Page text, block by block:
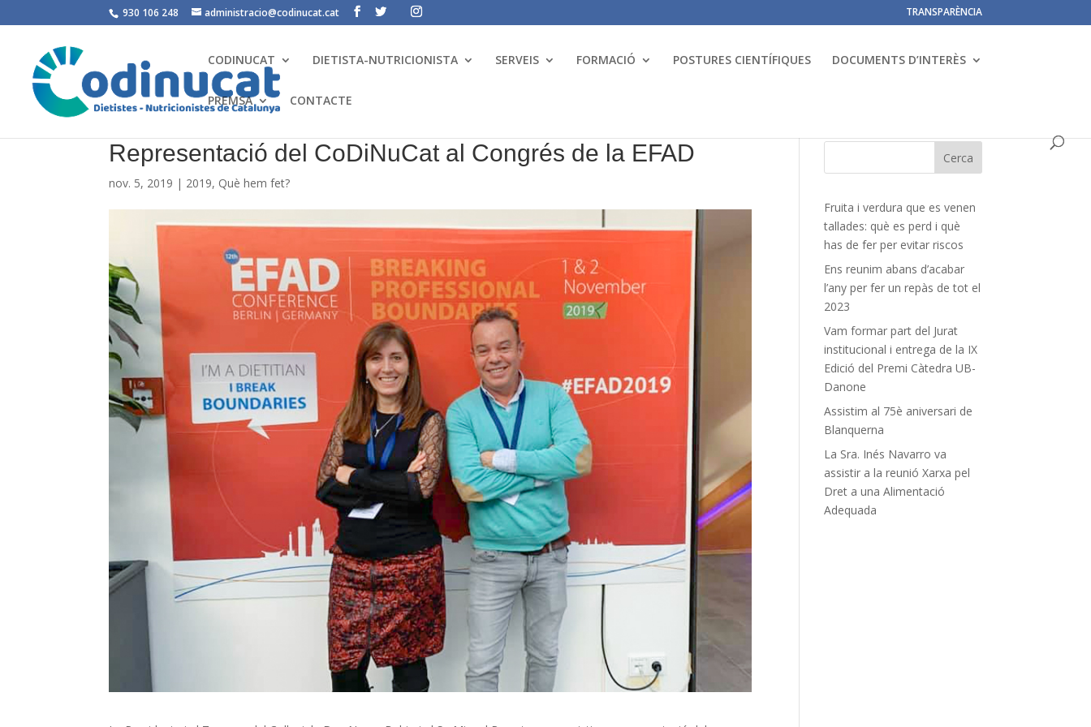
930 106 248 administracio@codinucat.cat TRANSPARÈNCIA
CODINUCAT DIETISTA-NUTRICIONISTA SERVEIS FORMACIÓ POSTURES CIENTÍFIQUES DOCUMENTS D’INTERÈS
PREMSA CONTACTE
Representació del CoDiNuCat al Congrés de la EFAD
nov. 5, 2019 | 2019, Què hem fet?
Fruita i verdura que es venen
tallades: què es perd i què
has de fer per evitar riscos
Ens reunim abans d’acabar
l’any per fer un repàs de tot el
2023
Vam formar part del Jurat
institucional i entrega de la IX
Edició del Premi Càtedra UB-
Danone
Assistim al 75è aniversari de
Blanquerna
La Sra. Inés Navarro va
assistir a la reunió Xarxa pel
Dret a una Alimentació
Adequada